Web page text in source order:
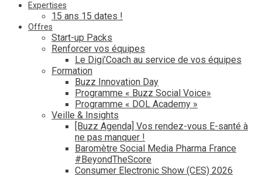
Expertises
15 ans 15 dates !
Offres
Start-up Packs
Renforcer vos équipes
Le Digi’Coach au service de vos équipes
Formation
Buzz Innovation Day
Programme « Buzz Social Voice»
Programme « DOL Academy »
Veille & Insights
[Buzz Agenda] Vos rendez-vous E-santé à
ne pas manquer !
Baromètre Social Media Pharma France
#BeyondTheScore
Consumer Electronic Show (CES) 2026